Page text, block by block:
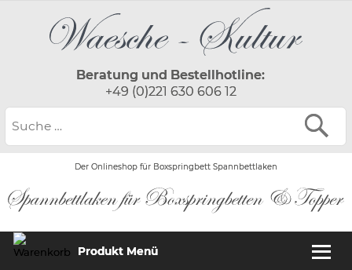
Beratung und Bestellhotline:
+49 (0)221 630 606 12
Der Onlineshop für Boxspringbett Spannbettlaken
Produkt Menü